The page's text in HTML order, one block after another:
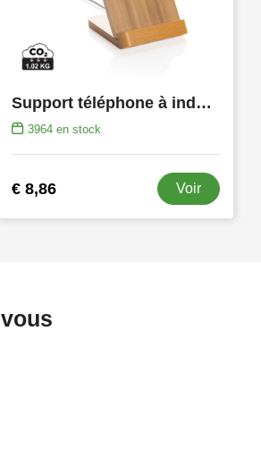
Support téléphone à induction 5W en bambou
3964en stock
€ 8,86 Voir